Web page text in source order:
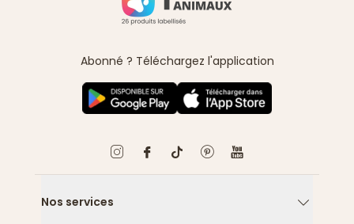
Abonné ? Téléchargez l'application
Nos services